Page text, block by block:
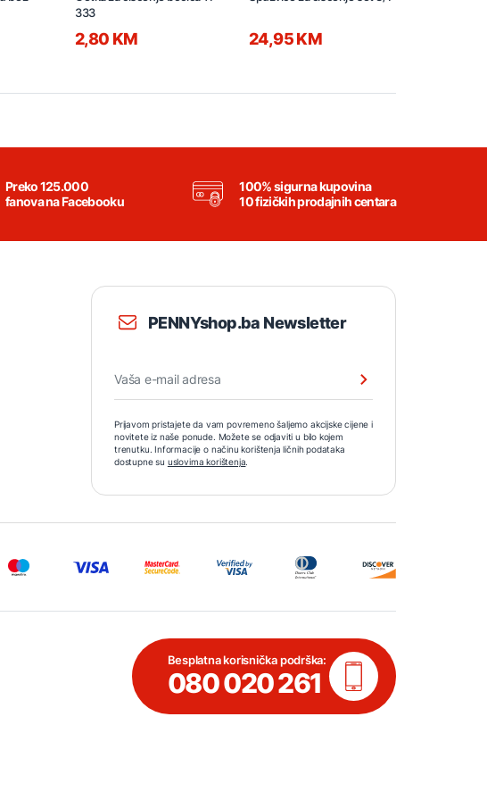
333
2,80 KM 24,95 KM
Preko 125.000
fanova na Facebooku
100% sigurna kupovina
10 fizičkih prodajnih centara
PENNYshop.ba Newsletter
Prijavom pristajete da vam povremeno šaljemo akcijske cijene i
novitete iz naše ponude. Možete se odjaviti u bilo kojem
trenutku. Informacije o načinu korištenja ličnih podataka
dostupne su uslovima korištenja.
Besplatna korisnička podrška:
080 020 261